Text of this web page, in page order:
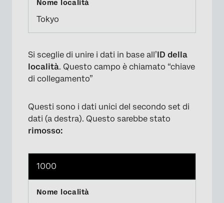
Tokyo
Si sceglie di unire i dati in base all’ID della
località. Questo campo è chiamato “chiave
di collegamento”
Questi sono i dati unici del secondo set di
dati (a destra). Questo sarebbe stato
rimosso:
1000